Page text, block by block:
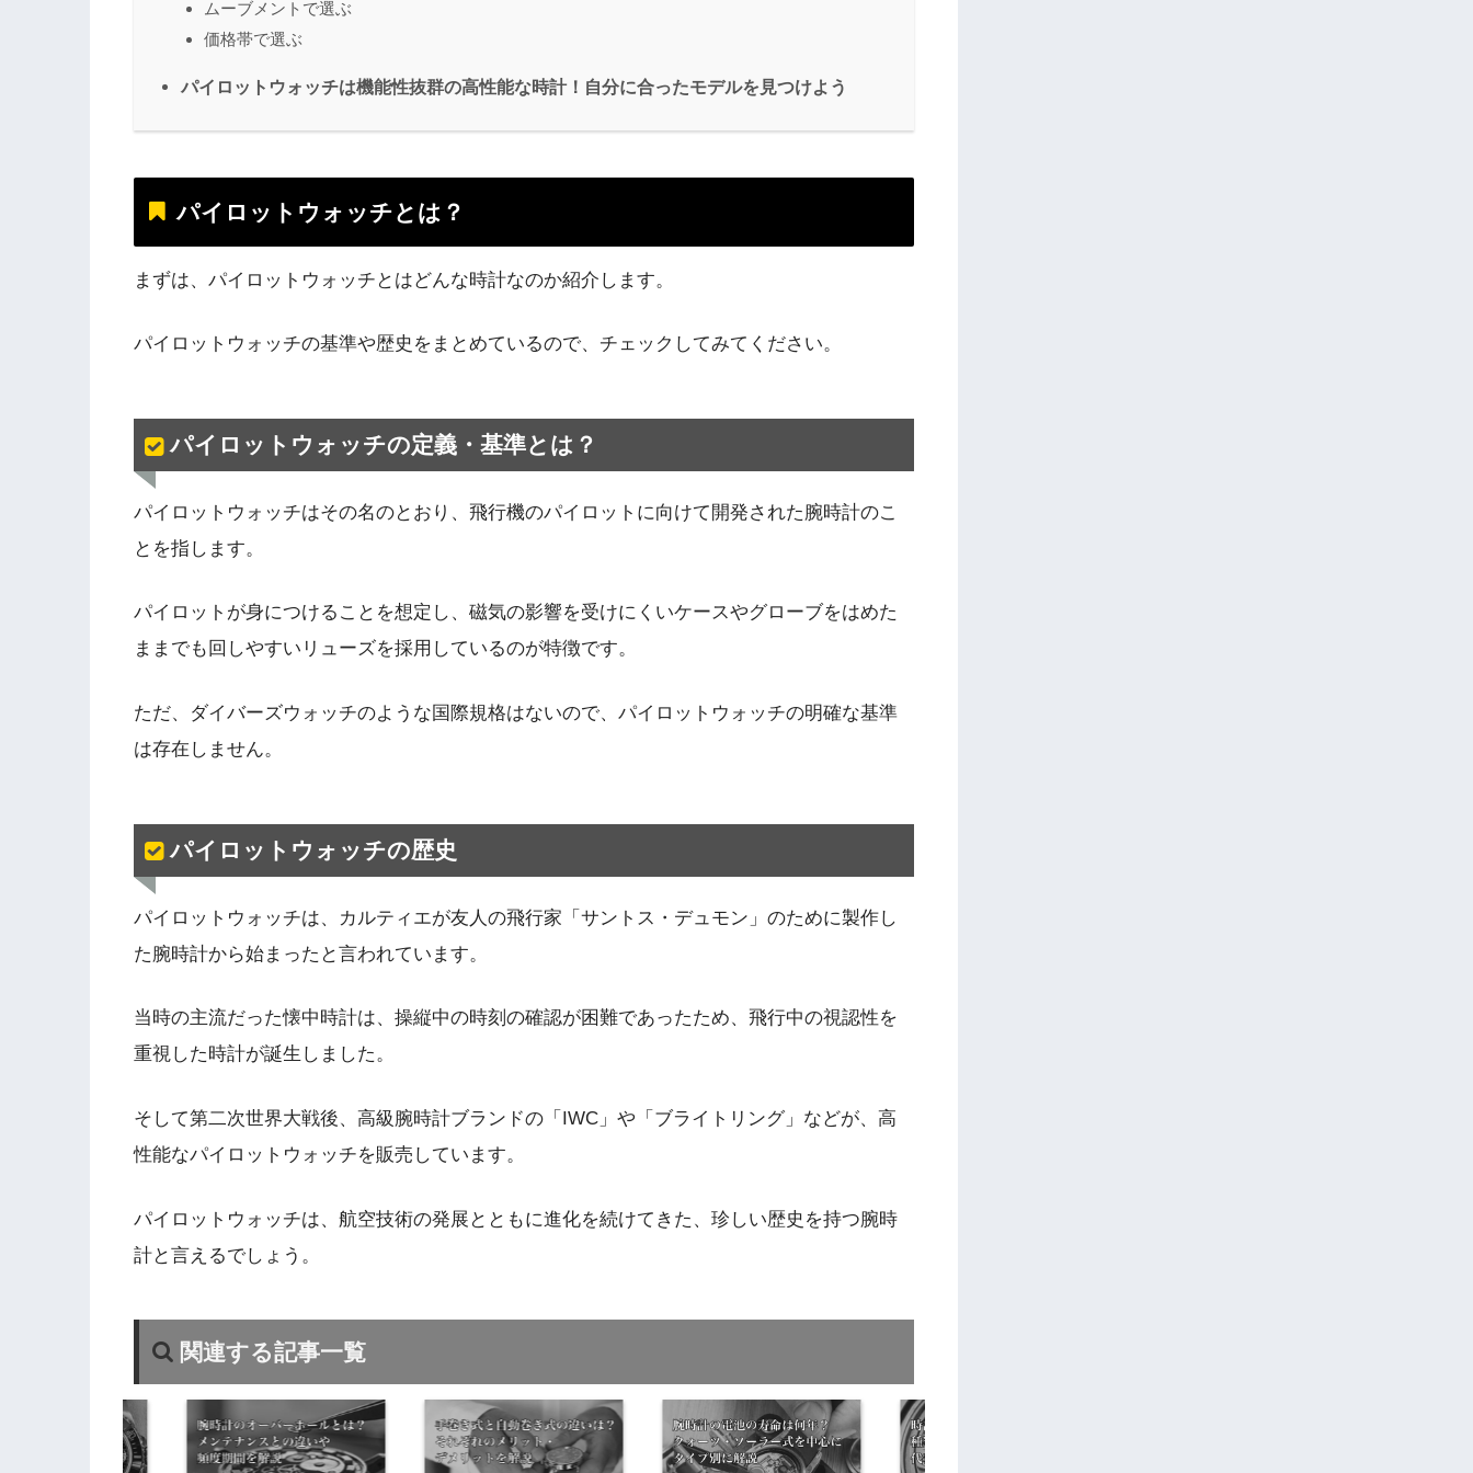
ムーブメントで選ぶ
価格帯で選ぶ
パイロットウォッチは機能性抜群の高性能な時計！自分に合ったモデルを見つけよう
パイロットウォッチとは？
まずは、パイロットウォッチとはどんな時計なのか紹介します。
パイロットウォッチの基準や歴史をまとめているので、チェックしてみてください。
パイロットウォッチの定義・基準とは？
パイロットウォッチはその名のとおり、飛行機のパイロットに向けて開発された腕時計のこ
とを指します。
パイロットが身につけることを想定し、磁気の影響を受けにくいケースやグローブをはめた
ままでも回しやすいリューズを採用しているのが特徴です。
ただ、ダイバーズウォッチのような国際規格はないので、パイロットウォッチの明確な基準
は存在しません。
パイロットウォッチの歴史
パイロットウォッチは、カルティエが友人の飛行家「サントス・デュモン」のために製作し
た腕時計から始まったと言われています。
当時の主流だった懐中時計は、操縦中の時刻の確認が困難であったため、飛行中の視認性を
重視した時計が誕生しました。
そして第二次世界大戦後、高級腕時計ブランドの「IWC」や「ブライトリング」などが、高
性能なパイロットウォッチを販売しています。
パイロットウォッチは、航空技術の発展とともに進化を続けてきた、珍しい歴史を持つ腕時
計と言えるでしょう。
関連する記事一覧